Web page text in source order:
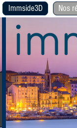
Immside3D Nos